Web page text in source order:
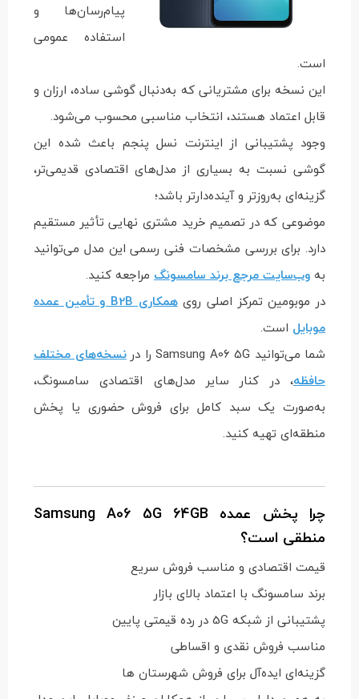
پیام‌رسان‌ها و
استفاده عمومی
است.
این نسخه برای مشتریانی که به‌دنبال گوشی ساده، ارزان و
قابل اعتماد هستند، انتخاب مناسبی محسوب می‌شود.
وجود پشتیبانی از اینترنت نسل پنجم باعث شده این
گوشی نسبت به بسیاری از مدل‌های اقتصادی قدیمی‌تر،
گزینه‌ای به‌روزتر و آینده‌دارتر باشد؛
موضوعی که در تصمیم خرید مشتری نهایی تأثیر مستقیم
دارد. برای بررسی مشخصات فنی رسمی این مدل می‌توانید
بهوب‌سایت مرجع برند سامسونگ مراجعه کنید.
در موبومین تمرکز اصلی روی
همکاری B2B و تأمین عمده
موبایل است.
شما می‌توانید Samsung A06 5G را در
نسخه‌های مختلف
حافظه، در کنار سایر مدل‌های اقتصادی سامسونگ،
به‌صورت یک سبد کامل برای فروش حضوری یا پخش
منطقه‌ای تهیه کنید.
چرا پخش عمده Samsung A06 5G 64GB
منطقی است؟
قیمت اقتصادی و مناسب فروش سریع
برند سامسونگ با اعتماد بالای بازار
پشتیبانی از شبکه 5G در رده قیمتی پایین
مناسب فروش نقدی و اقساطی
گزینه‌ای ایده‌آل برای فروش شهرستان ها